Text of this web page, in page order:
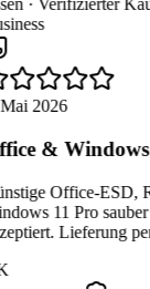
· Verifizierter
2026
& Windows
Office-ESD,
11 Pro
Lieferung